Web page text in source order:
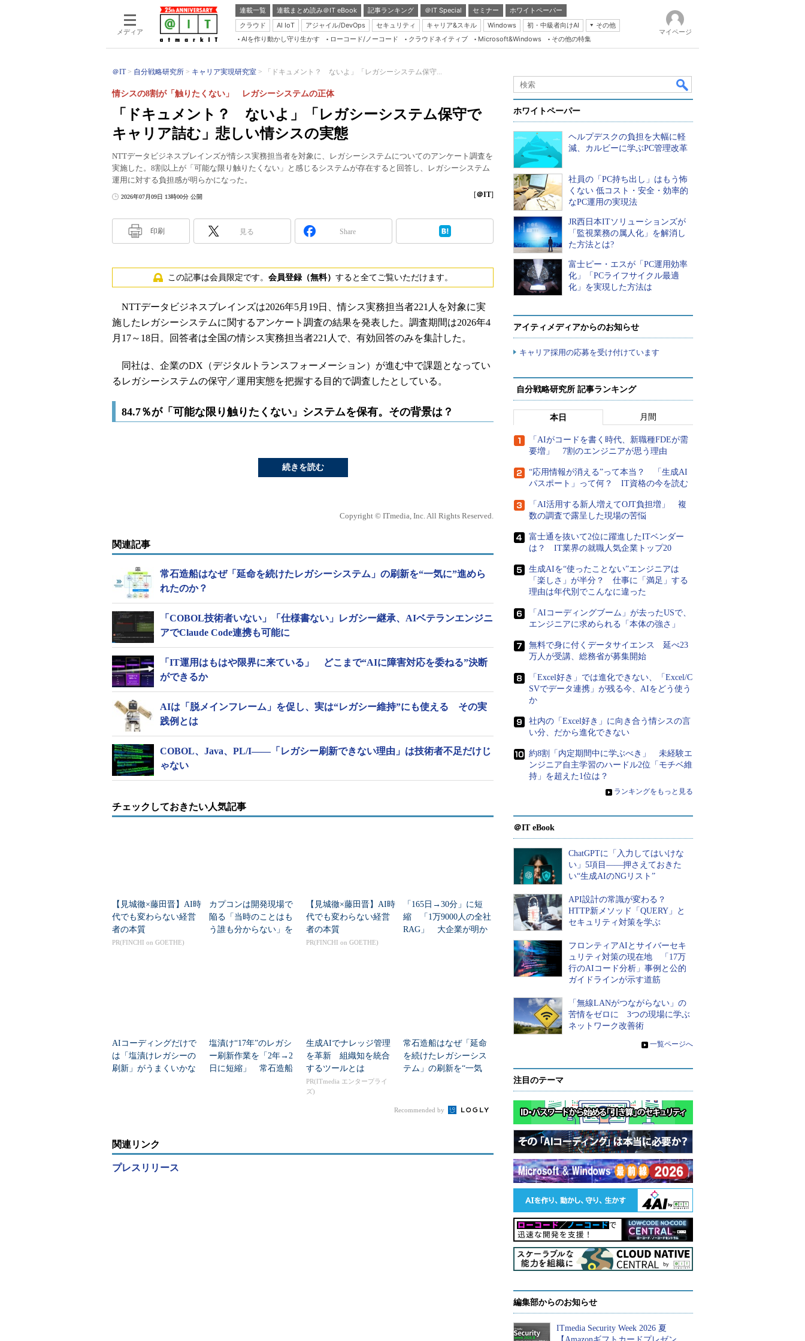
メディア
連載一覧 連載まとめ読み＠IT eBook 記事ランキング ＠IT Special セミナー
ホワイトペーパー
クラウド
AI IoT アジャイル/DevOps セキュリティ キャリア&スキル Windows 初・中級者向けAI
その他
Server & Storage
Java Agile
Database Expert
Linux ＆ OSS
Master of IP Network
Security & Trust
Test & Tools
AIを作り動かし守り生かす ローコード/ノーコード クラウドネイティブ Microsoft&Windows その他の特集
マイページ
＠IT 自分戦略研究所 キャリア実現研究室 「ドキュメント？ ないよ」「レガシーシステム保守...
「ドキュメント？ ないよ」「レガシーシステム保守で
キャリア詰む」悲しい情シスの実態
情シスの8割が「触りたくない」 レガシーシステムの正体
NTTデータビジネスブレインズが情シス実務担当者を対象に、レガシーシステムについてのアンケート調査を
実施した。8割以上が「可能な限り触りたくない」と感じるシステムが存在すると回答し、レガシーシステム
運用に対する負担感が明らかになった。
2026年07月09日 13時00分 公開 [＠IT]
印刷 見る Share
この記事は会員限定です。 会員登録（無料） すると全てご覧いただけます。
NTTデータビジネスブレインズは2026年5月19日、情シス実務担当者221人を対象に実
施したレガシーシステムに関するアンケート調査の結果を発表した。調査期間は2026年4
月17～18日。回答者は全国の情シス実務担当者221人で、有効回答のみを集計した。
同社は、企業のDX（デジタルトランスフォーメーション）が進む中で課題となってい
るレガシーシステムの保守／運用実態を把握する目的で調査したとしている。
84.7％が「可能な限り触りたくない」システムを保有。その背景は？
続きを読む
Copyright © ITmedia, Inc. All Rights Reserved.
関連記事
常石造船はなぜ「延命を続けたレガシーシステム」の刷新を“一気に”進めら
れたのか？
「COBOL技術者いない」「仕様書ない」レガシー継承、AIベテランエンジニ
アでClaude Code連携も可能に
「IT運用はもはや限界に来ている」 どこまで“AIに障害対応を委ねる”決断
ができるか
AIは「脱メインフレーム」を促し、実は“レガシー維持”にも使える その実
践例とは
COBOL、Java、PL/I――「レガシー刷新できない理由」は技術者不足だけじ
ゃない
チェックしておきたい人気記事
【見城徹×藤田晋】AI時
代でも変わらない経営
者の本質
PR(FINCHI on GOETHE)
カプコンは開発現場で
陥る「当時のことはも
う誰も分からない」を
【見城徹×藤田晋】AI時
代でも変わらない経営
者の本質
PR(FINCHI on GOETHE)
「165日→30分」に短
縮 「1万9000人の全社
RAG」 大企業が明か
AIコーディングだけで
は「塩漬けレガシーの
刷新」がうまくいかな
塩漬け“17年”のレガシ
ー刷新作業を「2年→2
日に短縮」 常石造船
生成AIでナレッジ管理
を革新 組織知を統合
するツールとは
PR(ITmedia エンタープライ
ズ)
常石造船はなぜ「延命
を続けたレガシーシス
テム」の刷新を“一気
Recommended by
関連リンク
プレスリリース
ホワイトペーパー
ヘルプデスクの負担を大幅に軽
減、カルビーに学ぶPC管理改革
社員の「PC持ち出し」はもう怖
くない 低コスト・安全・効率的
なPC運用の実現法
JR西日本ITソリューションズが
「監視業務の属人化」を解消し
た方法とは?
富士ピー・エスが「PC運用効率
化」「PCライフサイクル最適
化」を実現した方法は
アイティメディアからのお知らせ
キャリア採用の応募を受け付けています
自分戦略研究所 記事ランキング
本日 月間
「AIがコードを書く時代、新職種FDEが需
要増」 7割のエンジニアが思う理由
“応用情報が消える”って本当？ 「生成AI
パスポート」って何？ IT資格の今を読む
「AI活用する新人増えてOJT負担増」 複
数の調査で露呈した現場の苦悩
富士通を抜いて2位に躍進したITベンダー
は？ IT業界の就職人気企業トップ20
生成AIを“使ったことない”エンジニアは
「楽しさ」が半分？ 仕事に「満足」する
理由は年代別でこんなに違った
「AIコーディングブーム」が去ったUSで、
エンジニアに求められる「本体の強さ」
無料で身に付くデータサイエンス 延べ23
万人が受講、総務省が募集開始
「Excel好き」では進化できない、「Excel/C
SVでデータ連携」が残る今、AIをどう使う
か
社内の「Excel好き」に向き合う情シスの言
い分、だから進化できない
約8割「内定期間中に学ぶべき」 未経験エ
ンジニア自主学習のハードル2位「モチベ維
持」を超えた1位は？
» ランキングをもっと見る
＠IT eBook
ChatGPTに「入力してはいけな
い」5項目――押さえておきた
い“生成AIのNGリスト”
API設計の常識が変わる？
HTTP新メソッド「QUERY」と
セキュリティ対策を学ぶ
フロンティアAIとサイバーセキ
ュリティ対策の現在地 「17万
行のAIコード分析」事例と公的
ガイドラインが示す道筋
「無線LANがつながらない」の
苦情をゼロに 3つの現場に学ぶ
ネットワーク改善術
» 一覧ページへ
注目のテーマ
編集部からのお知らせ
ITmedia Security Week 2026 夏